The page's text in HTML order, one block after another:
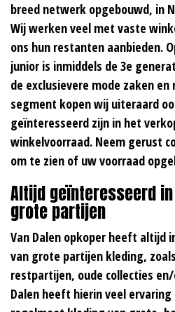
breed netwerk opgebouwd, in
Wij werken veel met vaste
ons hun restanten aanbieden.
junior is inmiddels de 3e
de exclusievere mode zaken
segment kopen wij uiteraard
geïnteresseerd zijn in het
winkelvoorraad. Neem gerust
om te zien of uw voorraad
Altijd geïnteresseerd
grote partijen
Van Dalen opkoper heeft altijd
van grote partijen kleding,
restpartijen, oude collecties
Dalen heeft hierin veel